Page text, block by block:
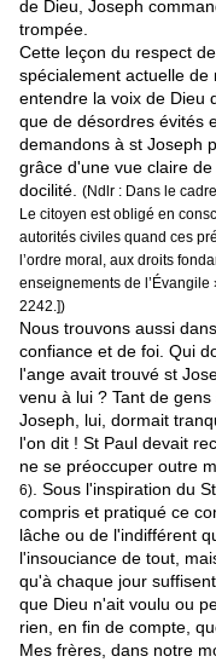
de Dieu, Joseph
trompée.
Cette leçon du respect
spécialement actuelle de
entendre la voix de Dieu
que de désordres évités
demandons à st Joseph
grâce d'une vue claire
docilité. (Ndlr : Dans le
Le citoyen est obligé en
autorités civiles quand ces
l’ordre moral, aux droits
enseignements de l’Évangile
2242.])
Nous trouvons aussi
confiance et de foi. Qui
l'ange avait trouvé st
venu à lui ? Tant de
Joseph, lui, dormait
l'on dit ! St Paul devait
ne se préoccuper outre
6) . Sous l'inspiration du
compris et pratiqué ce
lâche ou de l'indifférent
l'insouciance de tout,
qu'à chaque jour
que Dieu n'ait voulu ou
rien, en fin de compte,
Mes frères, dans notre